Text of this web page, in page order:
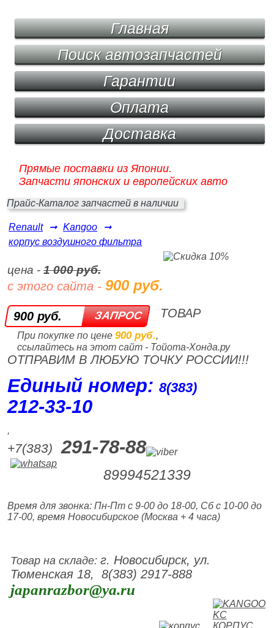
Главная
Поиск автозапчастей
Гарантии
Оплата
Доставка
Прямые поставки из Японии.
Запчасти японских и европейских авто
Прайс-Каталог запчастей в наличии
Renault ➞ Kangoo
➞
корпус воздушного фильтра
цена -1 000 руб.
с этого сайта -900 руб.
900 руб.
При покупке по цене 900 руб.,
ссылайтесь на этот сайт - Тойота-Хонда.ру
ТОВАР
ОТПРАВИМ В ЛЮБУЮ ТОЧКУ РОССИИ!!!
Единый номер:8(383)
212‑33‑10
,
+7(383) 291-78-88
89994521339
Время для звонка: Пн-Пт с 9-00 до 18-00, Сб с 10-00 до
17-00, время Новосибирское (Москва + 4 часа)
Товар на складе:г. Новосибирск, ул.
Тюменская 18, 8(383) 2917-888
japanrazbor@ya.ru